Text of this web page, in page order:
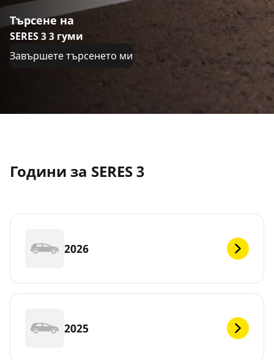
Търсене на
SERES 3 3 гуми
Завършете търсенето ми
Години за SERES 3
2026
2025